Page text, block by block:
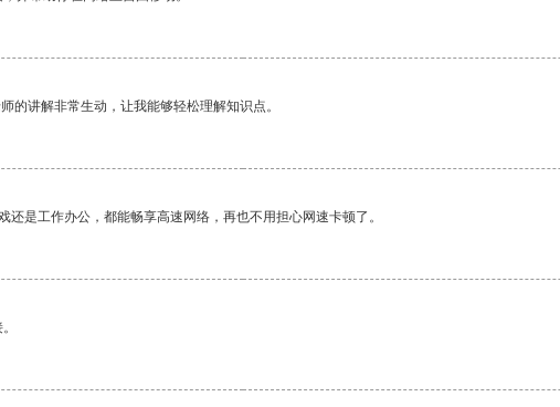
的讲解非常生动，让我能够轻松理解知识点。
是工作办公，都能畅享高速网络，再也不用担心网速卡顿了。